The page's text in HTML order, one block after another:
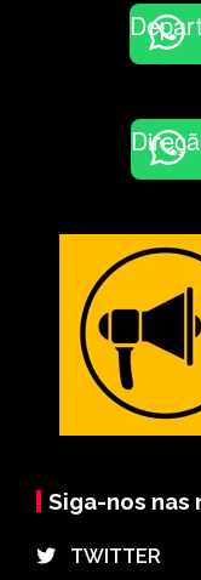
Siga-nos nas
⠀TWITTER